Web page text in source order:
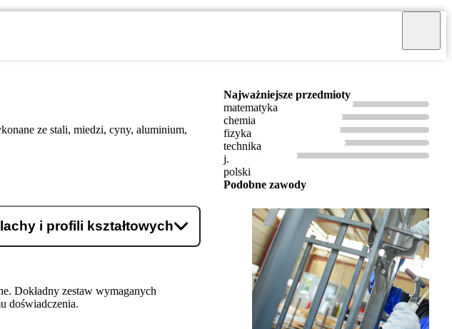
ze stali, miedzi, cyny, aluminium,
i profili kształtowych
Dokładny zestaw wymaganych
doświadczenia.
Najważniejsze przedmioty
matematyka
chemia
fizyka
technika
j.
polski
Podobne zawody